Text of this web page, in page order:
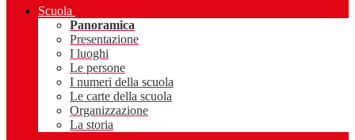
Scuola
Panoramica
Presentazione
I luoghi
Le persone
I numeri della scuola
Le carte della scuola
Organizzazione
La storia